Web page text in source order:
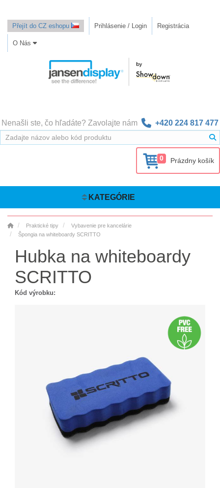
Přejít do CZ eshopu Prihlásenie / Login Registrácia
O Nás
Nenašli ste, čo hľadáte? Zavolajte nám +420 224 817 477
0 Prázdny košík
KATEGÓRIE
Praktické tipy
Vybavenie pre kancelárie
Špongia na whiteboardy SCRITTO
Hubka na whiteboardy
SCRITTO
Kód výrobku: